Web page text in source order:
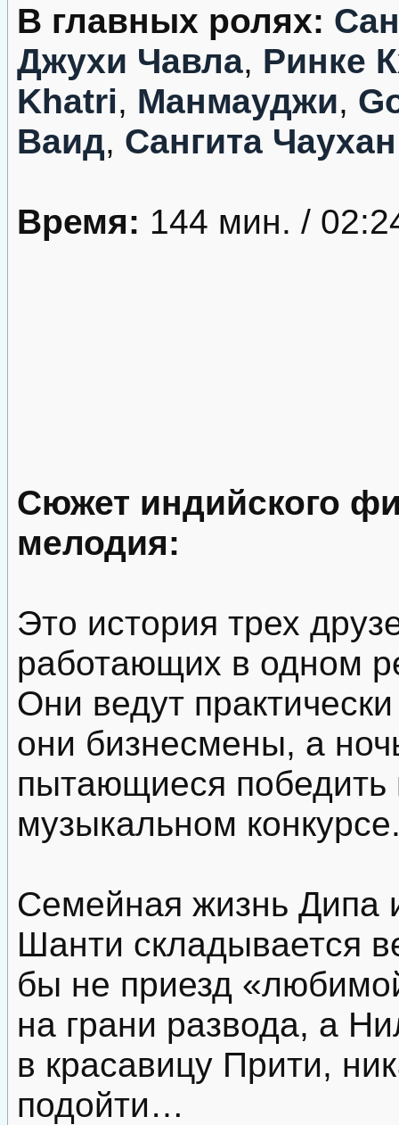
В главных ролях:
Джухи Чавла, Ринке
Khatri, Манмауджи,
Ваид, Сангита Чаухан
Время: 144 мин. /
Сюжет индийского
мелодия:
Это история трех
работающих в одном
Они ведут
они бизнесмены, а
пытающиеся победить
музыкальном
Семейная жизнь Дипа
Шанти складывается
бы не приезд
на грани развода, а
в красавицу Прити,
подойти…